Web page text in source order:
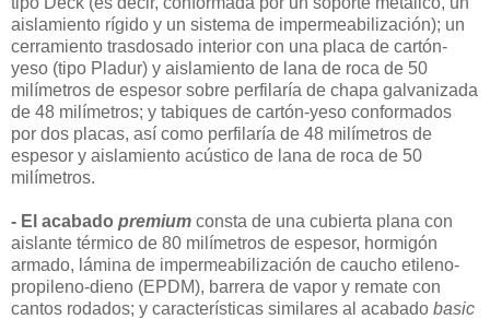
aislamiento rígido y un sistema de impermeabilización); un
cerramiento trasdosado interior con una placa de cartón-
yeso (tipo Pladur) y aislamiento de lana de roca de 50
milímetros de espesor sobre perfilaría de chapa galvanizada
de 48 milímetros; y tabiques de cartón-yeso conformados
por dos placas, así como perfilaría de 48 milímetros de
espesor y aislamiento acústico de lana de roca de 50
milímetros.
- El acabado premium consta de una cubierta plana con
aislante térmico de 80 milímetros de espesor, hormigón
armado, lámina de impermeabilización de caucho etileno-
propileno-dieno (EPDM), barrera de vapor y remate con
cantos rodados; y características similares al acabado basic